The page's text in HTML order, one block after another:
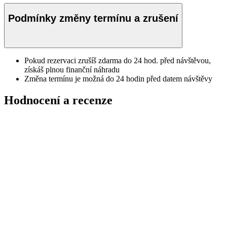
Podmínky změny termínu a zrušení
Pokud rezervaci zrušíš zdarma do 24 hod. před návštěvou,
získáš plnou finanční náhradu
Změna termínu je možná do 24 hodin před datem návštěvy
Hodnocení a recenze